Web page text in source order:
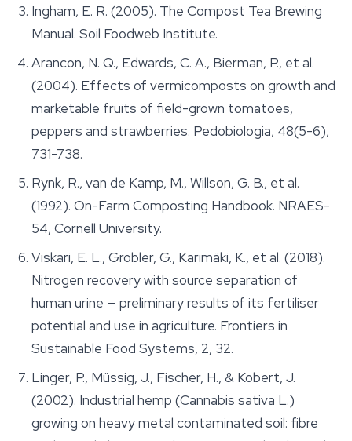
Ingham, E. R. (2005). The Compost Tea Brewing
Manual. Soil Foodweb Institute.
Arancon, N. Q., Edwards, C. A., Bierman, P., et al.
(2004). Effects of vermicomposts on growth and
marketable fruits of field-grown tomatoes,
peppers and strawberries. Pedobiologia, 48(5-6),
731-738.
Rynk, R., van de Kamp, M., Willson, G. B., et al.
(1992). On-Farm Composting Handbook. NRAES-
54, Cornell University.
Viskari, E. L., Grobler, G., Karimäki, K., et al. (2018).
Nitrogen recovery with source separation of
human urine — preliminary results of its fertiliser
potential and use in agriculture. Frontiers in
Sustainable Food Systems, 2, 32.
Linger, P., Müssig, J., Fischer, H., & Kobert, J.
(2002). Industrial hemp (Cannabis sativa L.)
growing on heavy metal contaminated soil: fibre